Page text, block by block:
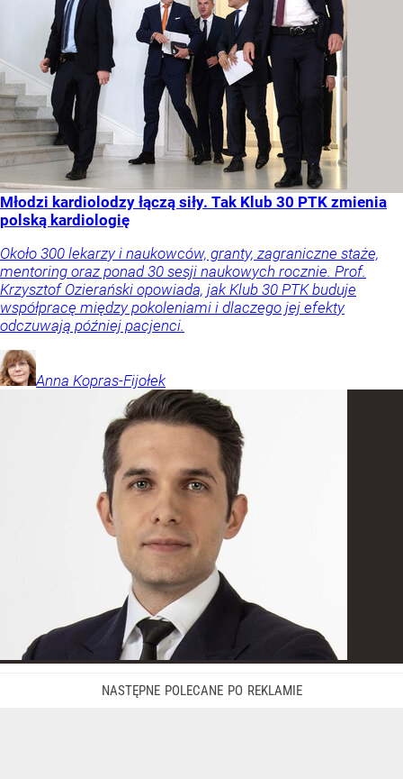
Młodzi kardiolodzy łączą siły. Tak Klub 30 PTK zmienia
polską kardiologię
Około 300 lekarzy i naukowców, granty, zagraniczne staże,
mentoring oraz ponad 30 sesji naukowych rocznie. Prof.
Krzysztof Ozierański opowiada, jak Klub 30 PTK buduje
współpracę między pokoleniami i dlaczego jej efekty
odczuwają później pacjenci.
Anna Kopras-Fijołek